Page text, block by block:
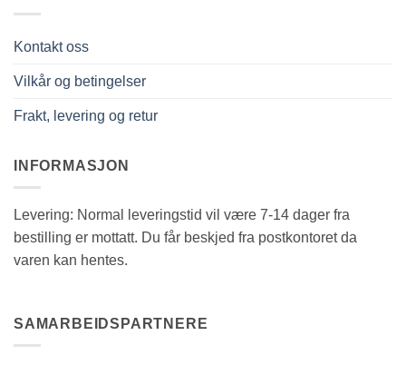
Kontakt oss
Vilkår og betingelser
Frakt, levering og retur
INFORMASJON
Levering: Normal leveringstid vil være 7-14 dager fra
bestilling er mottatt. Du får beskjed fra postkontoret da
varen kan hentes.
SAMARBEIDSPARTNERE